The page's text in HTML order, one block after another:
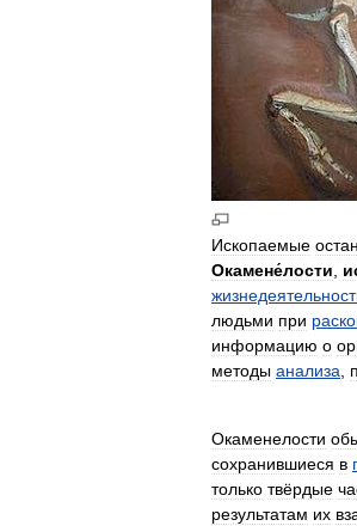
Ископаемые
Окамене́лости
людьми при
информацию о
методы анализа
Окаменелости
сохранившиеся в
только твёрдые
результатам их